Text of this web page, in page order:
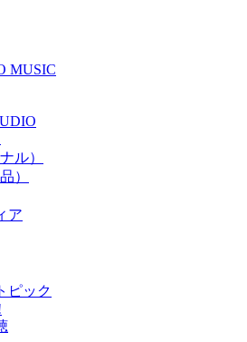
MUSIC
ル）
）
ア
ピック